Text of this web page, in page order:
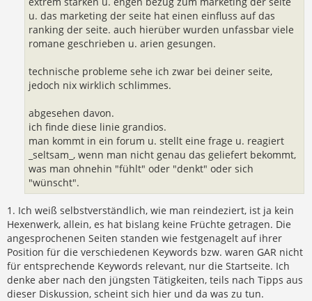
u. das marketing der seite hat einen einfluss auf das
ranking der seite. auch hierüber wurden unfassbar viele
romane geschrieben u. arien gesungen.
technische probleme sehe ich zwar bei deiner seite,
jedoch nix wirklich schlimmes.
abgesehen davon.
ich finde diese linie grandios.
man kommt in ein forum u. stellt eine frage u. reagiert
_seltsam_, wenn man nicht genau das geliefert bekommt,
was man ohnehin "fühlt" oder "denkt" oder sich
"wünscht".
1. Ich weiß selbstverständlich, wie man reindeziert, ist ja kein
Hexenwerk, allein, es hat bislang keine Früchte getragen. Die
angesprochenen Seiten standen wie festgenagelt auf ihrer
Position für die verschiedenen Keywords bzw. waren GAR nicht
für entsprechende Keywords relevant, nur die Startseite. Ich
denke aber nach den jüngsten Tätigkeiten, teils nach Tipps aus
dieser Diskussion, scheint sich hier und da was zu tun.